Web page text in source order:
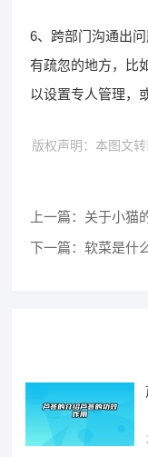
6、跨部门沟通出
有疏忽的地方，比
以设置专人管理，
版权声明：本图文
上一篇： 关于小猫
下一篇：软菜是什